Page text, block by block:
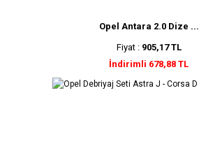
Opel Antara 2.0 Dize ...
Fiyat : 905,17 TL
İndirimli 678,88 TL